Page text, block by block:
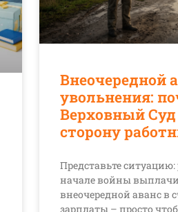
Внеочередной
увольнения:
Верховный Суд
сторону
Представьте ситуацию:
начале войны
внеочередной аванс в
зарплаты – просто